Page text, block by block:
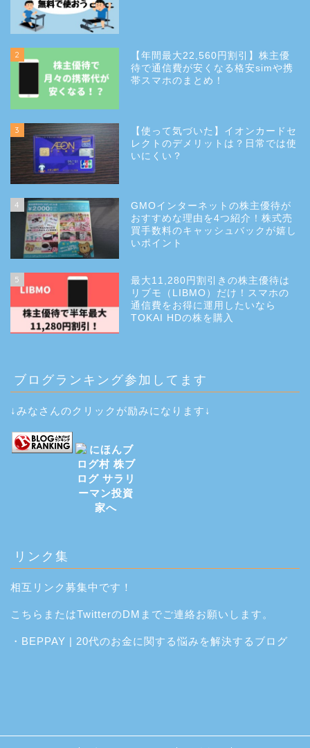
2
【年間最大22,560円割引】株主優
待で通信費が安くなる格安simや携
帯スマホのまとめ！
3
【使って気づいた】イオンカードセ
レクトのデメリットは？日常では使
いにくい？
4
GMOインターネットの株主優待が
おすすめな理由を4つ紹介！株式売
買手数料のキャッシュバックが嬉し
いポイント
5
最大11,280円割引きの株主優待は
リブモ（LIBMO）だけ！スマホの
通信費をお得に運用したいなら
TOKAI HDの株を購入
ブログランキング参加してます
↓みなさんのクリックが励みになります↓
リンク集
相互リンク募集中です！
こちら またはTwitterのDMまでご連絡お願いします。
・ BEPPAY | 20代のお金に関する悩みを解決するブログ